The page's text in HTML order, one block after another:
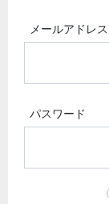
メールアドレス
パスワード